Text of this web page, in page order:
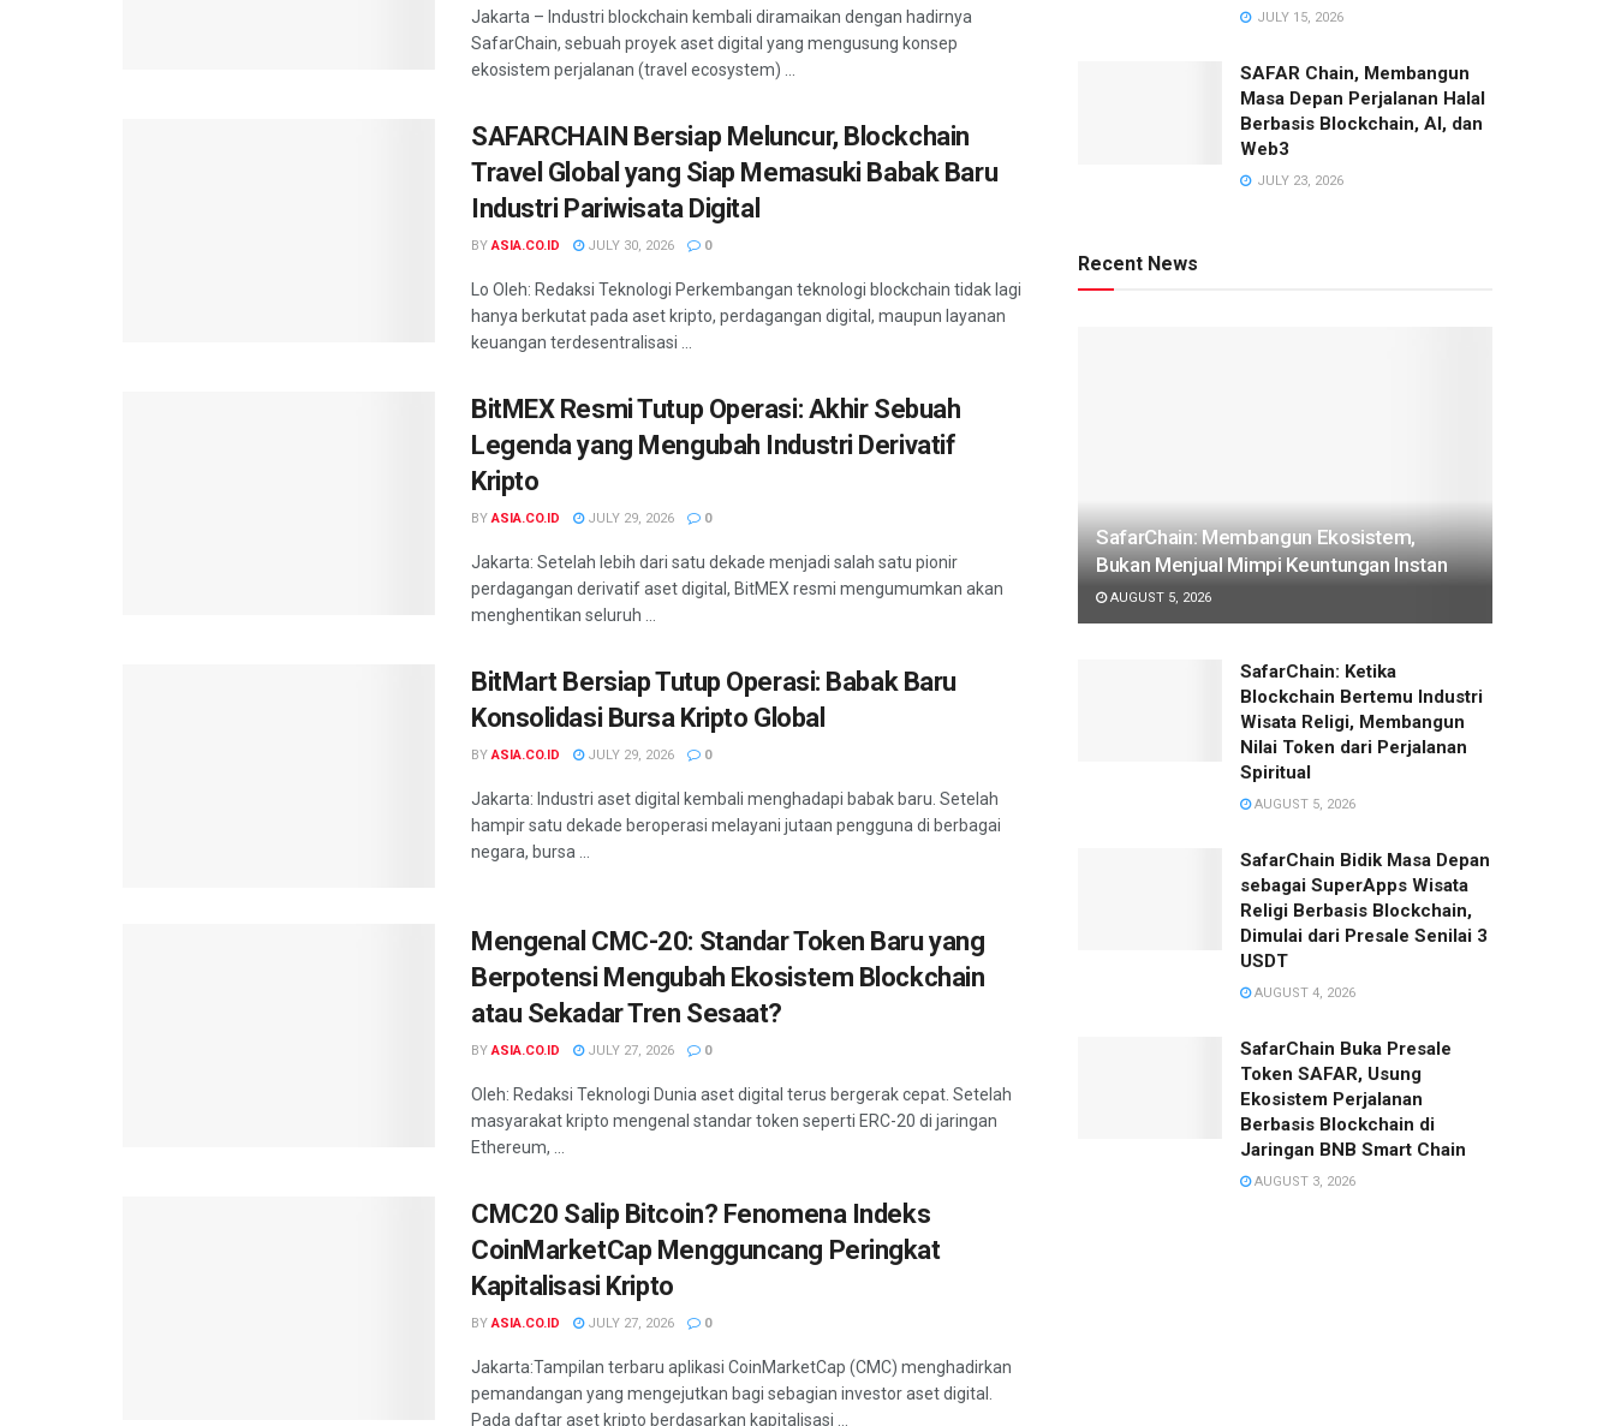
Jakarta – Industri blockchain kembali diramaikan dengan hadirnya
SafarChain, sebuah proyek aset digital yang mengusung konsep
ekosistem perjalanan (travel ecosystem) ...
SAFARCHAIN Bersiap Meluncur, Blockchain
Travel Global yang Siap Memasuki Babak Baru
Industri Pariwisata Digital
BY ASIA.CO.ID JULY 30, 2026 0
Lo Oleh: Redaksi Teknologi Perkembangan teknologi blockchain tidak lagi
hanya berkutat pada aset kripto, perdagangan digital, maupun layanan
keuangan terdesentralisasi ...
BitMEX Resmi Tutup Operasi: Akhir Sebuah
Legenda yang Mengubah Industri Derivatif
Kripto
BY ASIA.CO.ID JULY 29, 2026 0
Jakarta: Setelah lebih dari satu dekade menjadi salah satu pionir
perdagangan derivatif aset digital, BitMEX resmi mengumumkan akan
menghentikan seluruh ...
BitMart Bersiap Tutup Operasi: Babak Baru
Konsolidasi Bursa Kripto Global
BY ASIA.CO.ID JULY 29, 2026 0
Jakarta: Industri aset digital kembali menghadapi babak baru. Setelah
hampir satu dekade beroperasi melayani jutaan pengguna di berbagai
negara, bursa ...
Mengenal CMC-20: Standar Token Baru yang
Berpotensi Mengubah Ekosistem Blockchain
atau Sekadar Tren Sesaat?
BY ASIA.CO.ID JULY 27, 2026 0
Oleh: Redaksi Teknologi Dunia aset digital terus bergerak cepat. Setelah
masyarakat kripto mengenal standar token seperti ERC-20 di jaringan
Ethereum, ...
CMC20 Salip Bitcoin? Fenomena Indeks
CoinMarketCap Mengguncang Peringkat
Kapitalisasi Kripto
BY ASIA.CO.ID JULY 27, 2026 0
Jakarta:Tampilan terbaru aplikasi CoinMarketCap (CMC) menghadirkan
pemandangan yang mengejutkan bagi sebagian investor aset digital.
Pada daftar aset kripto berdasarkan kapitalisasi ...
JULY 15, 2026
SAFAR Chain, Membangun
Masa Depan Perjalanan Halal
Berbasis Blockchain, AI, dan
Web3
JULY 23, 2026
Recent News
SafarChain: Membangun Ekosistem,
Bukan Menjual Mimpi Keuntungan Instan
AUGUST 5, 2026
SafarChain: Ketika
Blockchain Bertemu Industri
Wisata Religi, Membangun
Nilai Token dari Perjalanan
Spiritual
AUGUST 5, 2026
SafarChain Bidik Masa Depan
sebagai SuperApps Wisata
Religi Berbasis Blockchain,
Dimulai dari Presale Senilai 3
USDT
AUGUST 4, 2026
SafarChain Buka Presale
Token SAFAR, Usung
Ekosistem Perjalanan
Berbasis Blockchain di
Jaringan BNB Smart Chain
AUGUST 3, 2026